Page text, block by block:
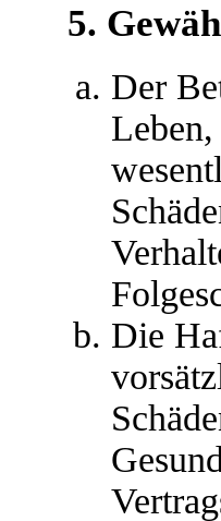
5.
Der
Die